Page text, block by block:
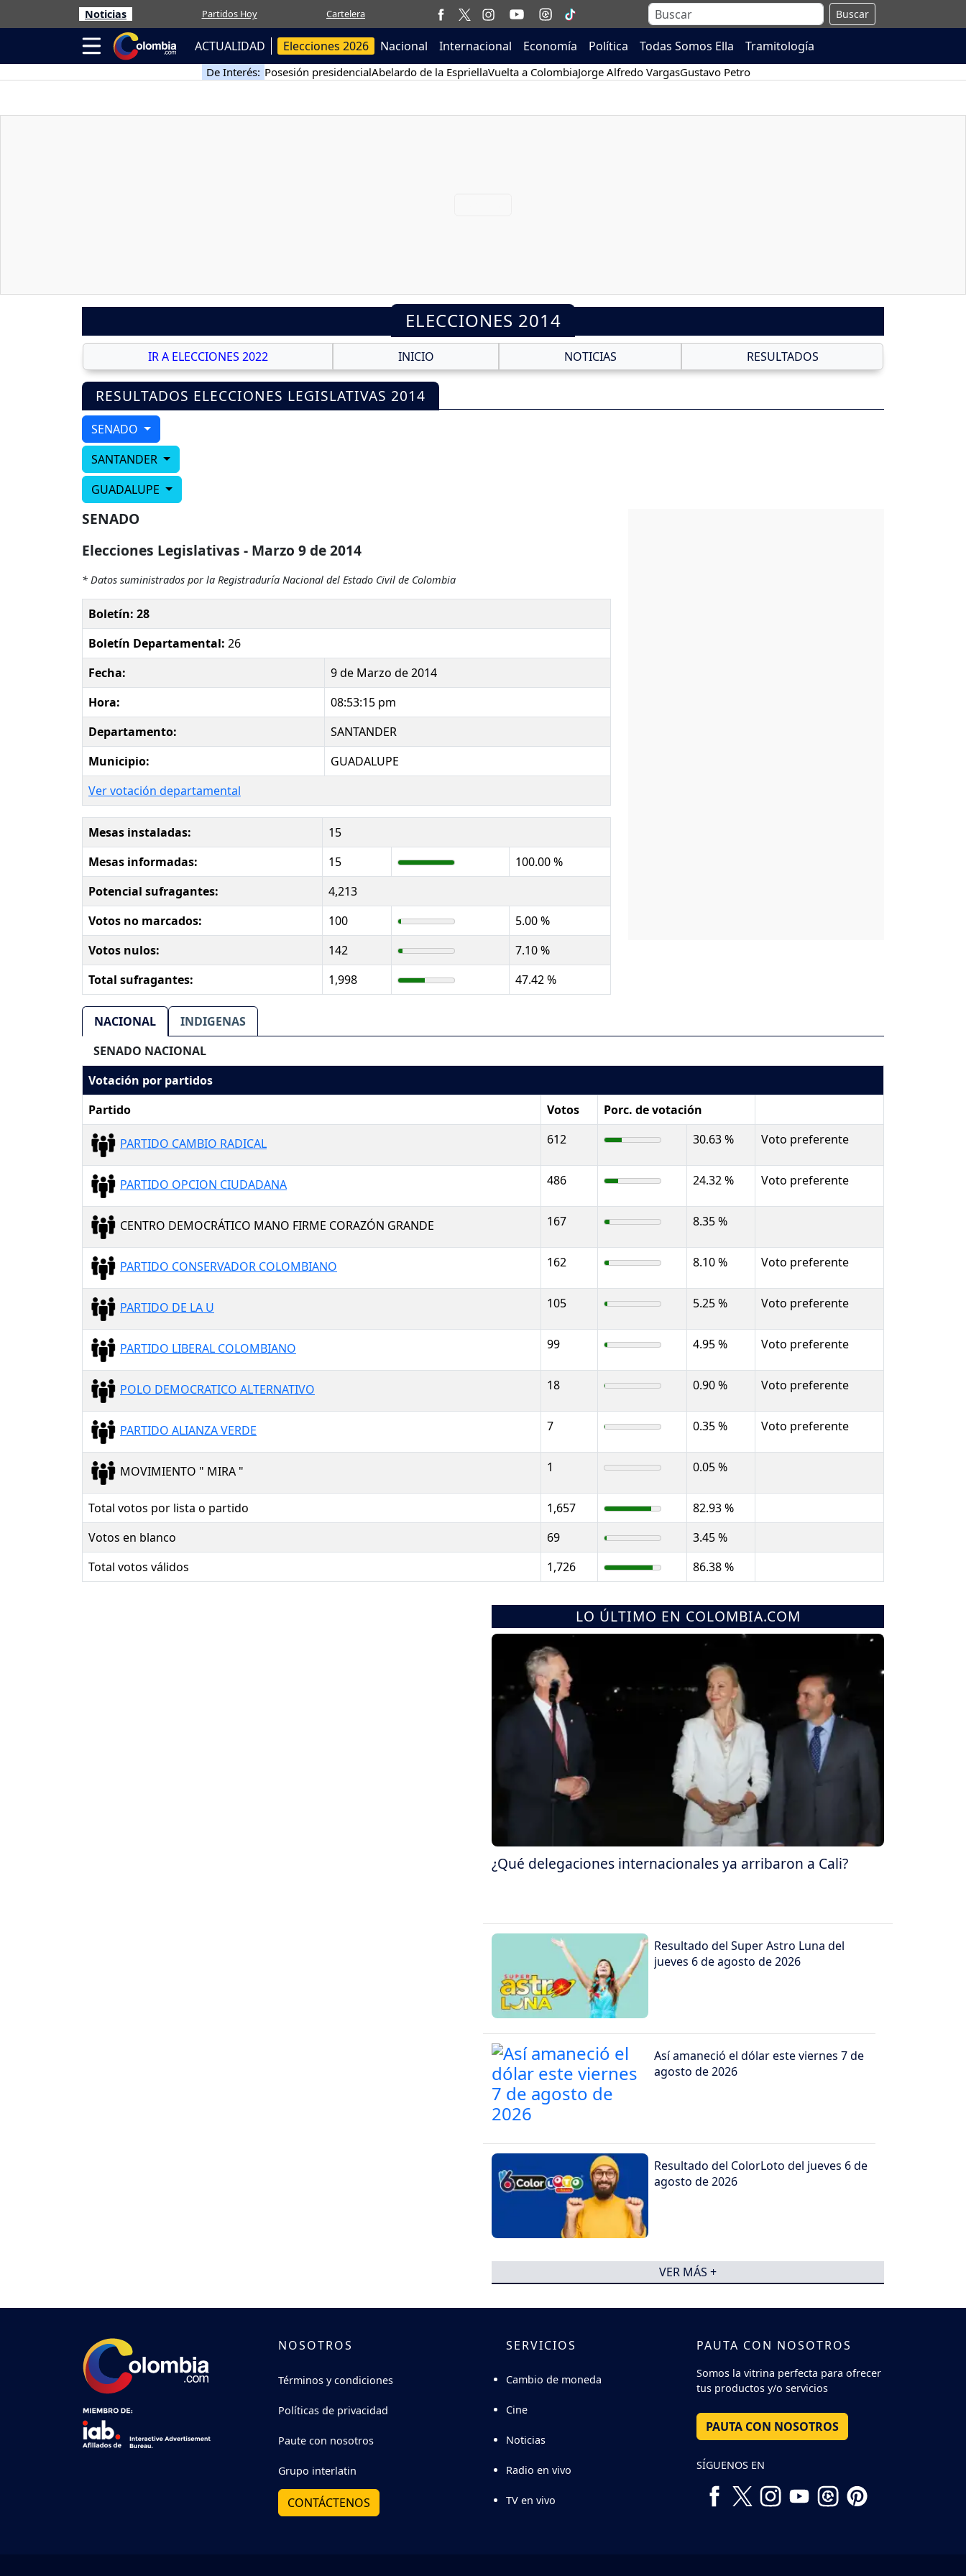
Noticias Partidos Hoy Cartelera Buscar
ACTUALIDAD Elecciones 2026 Nacional Internacional Economía Política Todas Somos Ella Tramitología
De Interés: Posesión presidencialAbelardo de la EspriellaVuelta a ColombiaJorge Alfredo VargasGustavo Petro
ELECCIONES 2014
IR A ELECCIONES 2022 INICIO NOTICIAS RESULTADOS
RESULTADOS ELECCIONES LEGISLATIVAS 2014
SENADO
SANTANDER
GUADALUPE
SENADO
Elecciones Legislativas - Marzo 9 de 2014
* Datos suministrados por la Registraduría Nacional del Estado Civil de Colombia
Boletín: 28
Boletín Departamental: 26
Fecha:
9 de Marzo de 2014
Hora:
08:53:15 pm
Departamento:
SANTANDER
Municipio:
GUADALUPE
Ver votación departamental
Mesas instaladas:
15
Mesas informadas:
15
100.00 %
Potencial sufragantes:
4,213
Votos no marcados:
100
5.00 %
Votos nulos:
142
7.10 %
Total sufragantes:
1,998 47.42 %
NACIONAL
INDIGENAS
SENADO NACIONAL
Votación por partidos
Partido
Votos Porc. de votación
PARTIDO CAMBIO RADICAL 612 30.63 % Voto preferente
PARTIDO OPCION CIUDADANA 486 24.32 % Voto preferente
CENTRO DEMOCRÁTICO MANO FIRME CORAZÓN GRANDE 167 8.35 %
PARTIDO CONSERVADOR COLOMBIANO 162 8.10 % Voto preferente
PARTIDO DE LA U 105 5.25 % Voto preferente
PARTIDO LIBERAL COLOMBIANO 99 4.95 % Voto preferente
POLO DEMOCRATICO ALTERNATIVO 18 0.90 % Voto preferente
PARTIDO ALIANZA VERDE 7 0.35 % Voto preferente
MOVIMIENTO " MIRA " 1 0.05 %
Total votos por lista o partido 1,657
82.93 %
Votos en blanco
69
3.45 %
Total votos válidos
1,726 86.38 %
LO ÚLTIMO EN COLOMBIA.COM
¿Qué delegaciones internacionales ya arribaron a Cali?
Resultado del Super Astro Luna del
jueves 6 de agosto de 2026
Así amaneció el dólar este viernes 7 de
agosto de 2026
Resultado del ColorLoto del jueves 6 de
agosto de 2026
VER MÁS +
NOSOTROS
Términos y condiciones
Políticas de privacidad
Paute con nosotros
Grupo interlatin
CONTÁCTENOS
SERVICIOS
Cambio de moneda
Cine
Noticias
Radio en vivo
TV en vivo
PAUTA CON NOSOTROS
Somos la vitrina perfecta para ofrecer
tus productos y/o servicios
PAUTA CON NOSOTROS
SÍGUENOS EN